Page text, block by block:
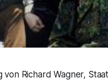
von Richard Wagner,